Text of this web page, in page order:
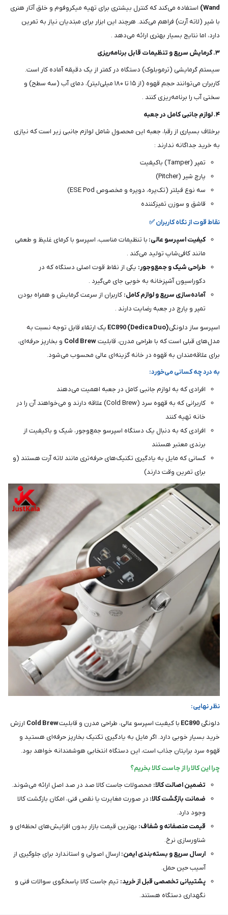
Wand) استفاده می‌کند که کنترل بیشتری برای تهیه میکروفوم و خلق آثار هنری
با شیر (لاته آرت) فراهم می‌کند. هرچند این ابزار برای مبتدیان نیاز به تمرین
دارد، اما نتایج بسیار بهتری ارائه می‌دهد .
۳. گرمایش سریع و تنظیمات قابل برنامه‌ریزی
سیستم گرمایشی (ترموبلوک) دستگاه در کمتر از یک دقیقه آماده کار است.
کاربران می‌توانند حجم قهوه (از ۱۵ تا ۱۸۰ میلی‌لیتر)، دمای آب (سه سطح) و
سختی آب را برنامه‌ریزی کنند .
۴. لوازم جانبی کامل در جعبه
برخلاف بسیاری از رقبا، جعبه این محصول شامل لوازم جانبی زیر است که نیازی
به خرید جداگانه ندارند :
تمپر (Tamper) باکیفیت
پارچ شیر (Pitcher)
سه نوع فیلتر (تک‌پره، دوپره و مخصوص ESE Pod)
قاشق و سوزن تمیزکننده
نقاط قوت از نگاه کاربران ✅
کیفیت اسپرسو عالی: با تنظیمات مناسب، اسپرسو با کرمای غلیظ و طعمی
مانند کافی‌شاپ تولید می‌کند .
طراحی شیک و جمع‌وجور: یکی از نقاط قوت اصلی دستگاه که در
دکوراسیون آشپزخانه به خوبی جای می‌گیرد .
آماده‌سازی سریع و لوازم کامل: کاربران از سرعت گرمایش و همراه بودن
تمپر و پارچ در جعبه رضایت دارند .
اسپرسو ساز دلونگی
یک ارتقاء قابل توجه نسبت به
مدل‌های قبلی است که با طراحی مدرن، قابلیتCold Brew و بخارپز حرفه‌ای،
برای علاقه‌مندان به قهوه در خانه گزینه‌ای عالی محسوب می‌شود.
به درد چه کسانی می‌خورد:
افرادی که به لوازم جانبی کامل در جعبه اهمیت می‌دهند
کاربرانی که به قهوه سرد (Cold Brew) علاقه دارند و می‌خواهند آن را در
خانه تهیه کنند
افرادی که به دنبال یک دستگاه اسپرسو جمع‌وجور، شیک و باکیفیت از
برندی معتبر هستند
کسانی که مایل به یادگیری تکنیک‌های حرفه‌تری مانند لاته آرت هستند (و
برای تمرین وقت دارند)
نظر نهایی:
دلونگی EC890 با کیفیت اسپرسو عالی، طراحی مدرن و قابلیت
ارزش
خرید بسیار خوبی دارد. اگر مایل به یادگیری تکنیک بخارپز حرفه‌ای هستید و
قهوه سرد برایتان جذاب است، این دستگاه انتخابی هوشمندانه خواهد بود.
چرا این کالا را از جاست کالا بخریم؟
تضمین اصالت کالا: محصولات جاست کالا صد در صد اصل ارائه می‌شوند.
ضمانت بازگشت کالا: در صورت مغایرت یا نقص فنی، امکان بازگشت کالا
وجود دارد.
قیمت منصفانه و شفاف: بهترین قیمت بازار بدون افزایش‌های لحظه‌ای و
شناورسازی نرخ.
ارسال سریع و بسته‌بندی ایمن: ارسال اصولی و استاندارد برای جلوگیری از
آسیب حین حمل.
پشتیبانی تخصصی قبل از خرید: تیم جاست کالا پاسخگوی سوالات فنی و
نگهداری دستگاه هستند.